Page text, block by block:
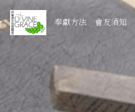
奉獻方法 會友須知